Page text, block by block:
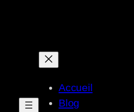
Accueil
Blog